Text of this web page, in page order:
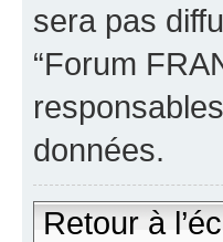
sera pas
“Forum
données.
Retour à